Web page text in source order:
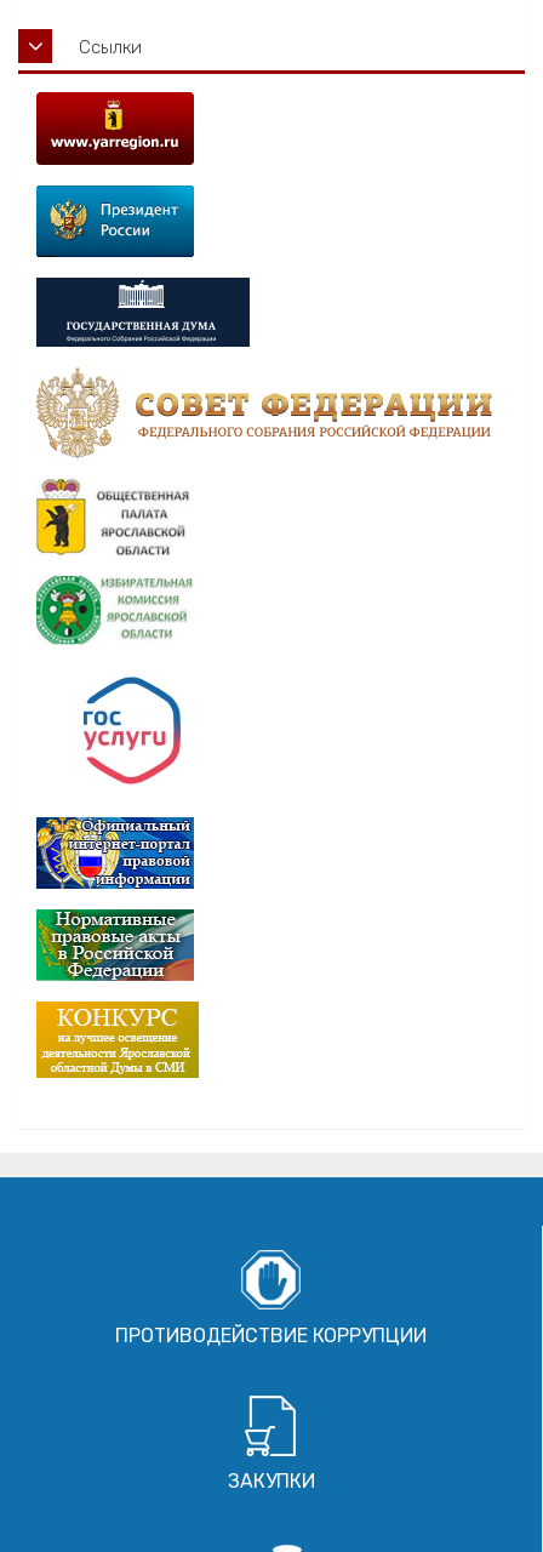
Ссылки
ПРОТИВОДЕЙСТВИЕ КОРРУПЦИИ
ЗАКУПКИ